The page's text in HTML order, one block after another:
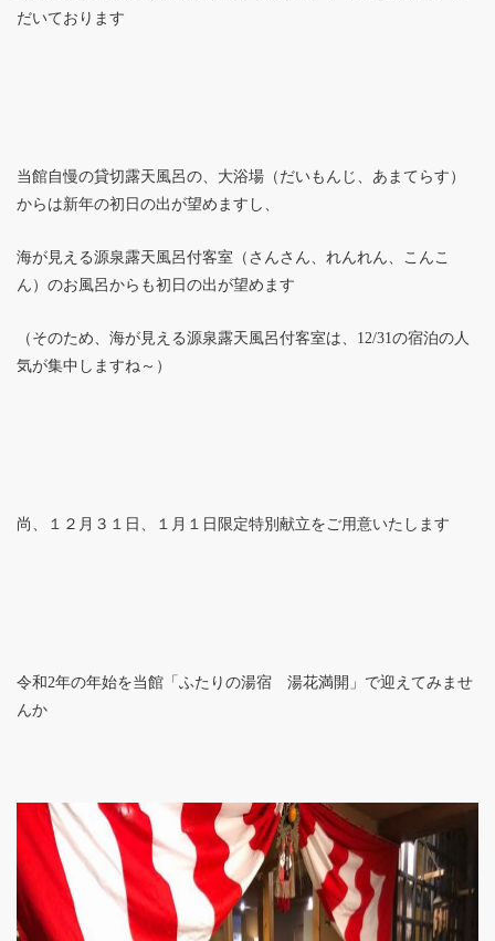
だいております
当館自慢の貸切露天風呂の、大浴場（だいもんじ、あまてらす）
からは新年の初日の出が望めますし、
海が見える源泉露天風呂付客室（さんさん、れんれん、こんこ
ん）のお風呂からも初日の出が望めます
（そのため、海が見える源泉露天風呂付客室は、12/31の宿泊の人
気が集中しますね～）
尚、１２月３１日、１月１日限定特別献立をご用意いたします
令和2年の年始を当館「ふたりの湯宿 湯花満開」で迎えてみませ
んか